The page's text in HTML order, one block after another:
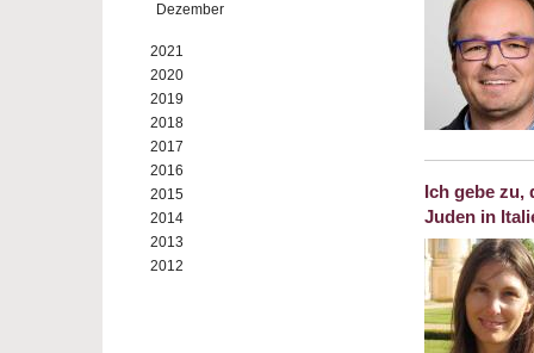
Dezember
2021
2020
2019
2018
2017
2016
2015
2014
2013
2012
Ich gebe zu,
Juden in